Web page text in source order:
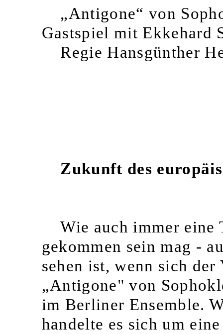
„Antigone“ von
Gastspiel mit Ekkehard
Regie Hansgünther
Zukunft des
Wie auch immer eine
gekommen sein mag -
sehen ist, wenn sich
„Antigone" von
im Berliner Ensemble.
handelte es sich um